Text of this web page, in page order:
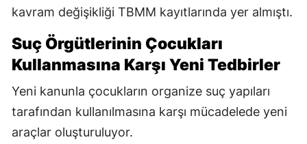
kavram değişikliği TBMM kayıtlarında yer almıştı.
Suç Örgütlerinin Çocukları
Kullanmasına Karşı Yeni Tedbirler
Yeni kanunla çocukların organize suç yapıları
tarafından kullanılmasına karşı mücadelede yeni
araçlar oluşturuluyor.